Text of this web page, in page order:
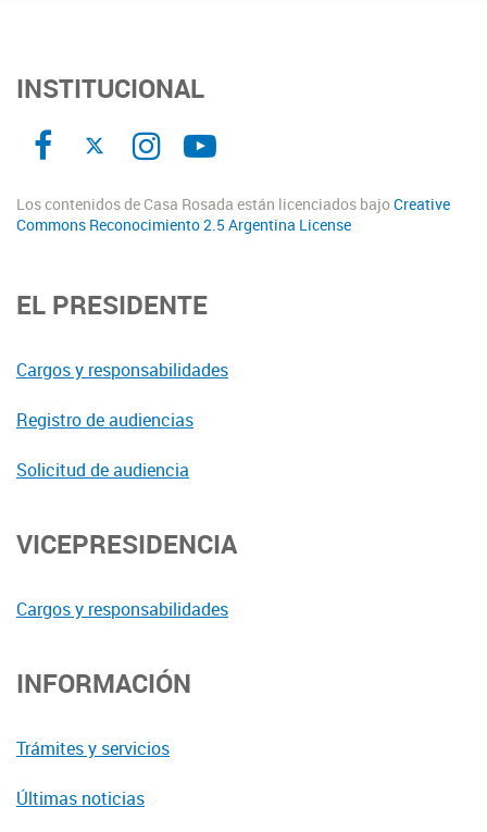
INSTITUCIONAL
Los contenidos de Casa Rosada están licenciados bajoCreative
Commons Reconocimiento 2.5 Argentina License
EL PRESIDENTE
Cargos y responsabilidades
Registro de audiencias
Solicitud de audiencia
VICEPRESIDENCIA
Cargos y responsabilidades
INFORMACIÓN
Trámites y servicios
Últimas noticias